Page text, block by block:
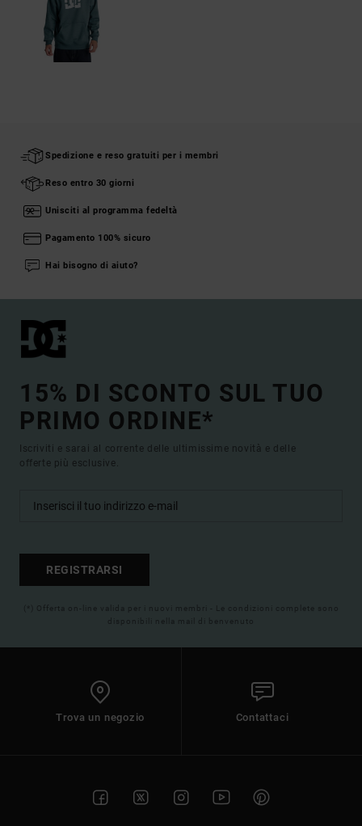
Spedizione e reso gratuiti per i membri
Reso entro 30 giorni
Unisciti al programma fedeltà
Pagamento 100% sicuro
Hai bisogno di aiuto?
15% DI SCONTO SUL TUO
PRIMO ORDINE*
Iscriviti e sarai al corrente delle ultimissime novità e delle
offerte più esclusive.
REGISTRARSI
(*) Offerta on-line valida per i nuovi membri - Le condizioni complete sono
disponibili nella mail di benvenuto
Trova un negozio Contattaci